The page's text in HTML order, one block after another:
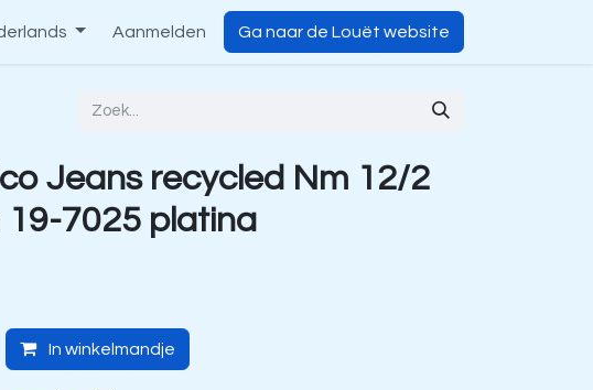
Aanmelden Ga naar de Louët website
Jeans recycled Nm 12/2
19-7025 platina
In winkelmandje